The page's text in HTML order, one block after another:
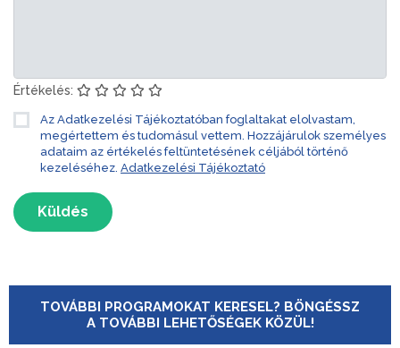
Értékelés:
Az Adatkezelési Tájékoztatóban foglaltakat elolvastam,
megértettem és tudomásul vettem. Hozzájárulok személyes
adataim az értékelés feltüntetésének céljából történő
kezeléséhez. Adatkezelési Tájékoztató
Küldés
TOVÁBBI PROGRAMOKAT KERESEL? BÖNGÉSSZ
A TOVÁBBI LEHETŐSÉGEK KÖZÜL!